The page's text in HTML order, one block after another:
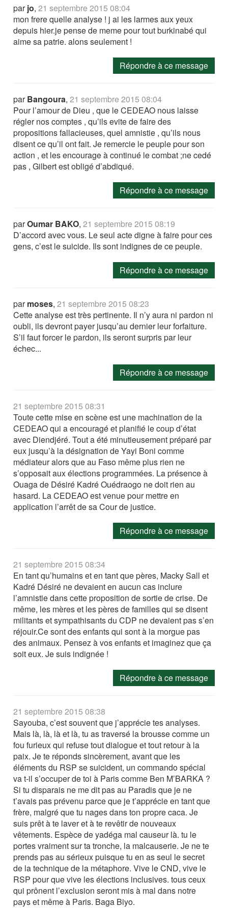
parjo,21 septembre 2015 08:04
mon frere quelle analyse ! j ai les larmes aux yeux
depuis hier.je pense de meme pour tout burkinabé qui
aime sa patrie. alons seulement !
Répondre à ce message
parBangoura,21 septembre 2015 08:04
Pour l’amour de Dieu , que le CEDEAO nous laisse
régler nos comptes , qu’ils evite de faire des
propositions fallacieuses, quel amnistie , qu’ils nous
disent ce qu’il ont fait. Je remercie le peuple pour son
action , et les encourage à continué le combat ;ne cedé
pas , Gilbert est obligé d’abdiqué.
Répondre à ce message
parOumar BAKO,21 septembre 2015 08:19
D’accord avec vous. Le seul acte digne à faire pour ces
gens, c’est le suicide. Ils sont indignes de ce peuple.
Répondre à ce message
parmoses,21 septembre 2015 08:23
Cette analyse est très pertinente. Il n’y aura ni pardon ni
oubli, ils devront payer jusqu’au dernier leur forfaiture.
S’il faut forcer le pardon, ils seront surpris par leur
échec...
Répondre à ce message
21 septembre 2015 08:31
Toute cette mise en scène est une machination de la
CEDEAO qui a encouragé et planifié le coup d’état
avec Diendjéré. Tout a été minutieusement préparé par
eux jusqu’à la désignation de Yayi Boni comme
médiateur alors que au Faso même plus rien ne
s’opposait aux élections programmées. La présence à
Ouaga de Désiré Kadré Ouédraogo ne doit rien au
hasard. La CEDEAO est venue pour mettre en
application l’arrêt de sa Cour de justice.
Répondre à ce message
21 septembre 2015 08:34
En tant qu’humains et en tant que pères, Macky Sall et
Kadré Désiré ne devaient en aucun cas inclure
l’amnistie dans cette proposition de sortie de crise. De
même, les mères et les pères de familles qui se disent
militants et sympathisants du CDP ne devaient pas s’en
réjouir.Ce sont des enfants qui sont à la morgue pas
des animaux. Pensez à vos enfants et imaginez que ça
soit eux. Je suis indignée !
Répondre à ce message
21 septembre 2015 08:38
Sayouba, c’est souvent que j’apprécie tes analyses.
Mais là, là, là et là, tu as traversé la brousse comme un
fou furieux qui refuse tout dialogue et tout retour à la
paix. Je te réponds sincèrement, avant que les
éléments du RSP se suicident, un commando spécial
va t-il s’occuper de toi à Paris comme Ben M’BARKA ?
Si tu disparais ne me dit pas au Paradis que je ne
t’avais pas prévenu parce que je t’apprécie en tant que
frère, malgré que tu nages dans ton propre caca. Je
suis prêt à te laver et à te revêtir de nouveaux
vêtements. Espèce de yadéga mal causeur là. tu le
portes vraiment sur ta tronche, la malcauserie. Je ne te
prends pas au sérieux puisque tu en as seul le secret
de la technique de la métaphore. Vive le CND, vive le
RSP pour que vive les élections inclusives. tous ceux
qui prônent l’exclusion seront mis à mal dans notre
pays et même à Paris. Baga Biyo.